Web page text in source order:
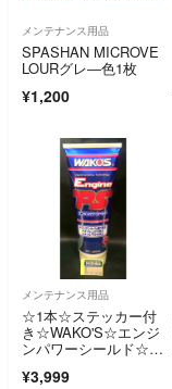
メンテナンス用品
SPASHAN MICROVE
LOURグレ―色1枚
¥1,200
メンテナンス用品
☆1本☆ステッカー付
き☆WAKO'S☆エンジ
ンパワーシールド☆ワ
¥3,999